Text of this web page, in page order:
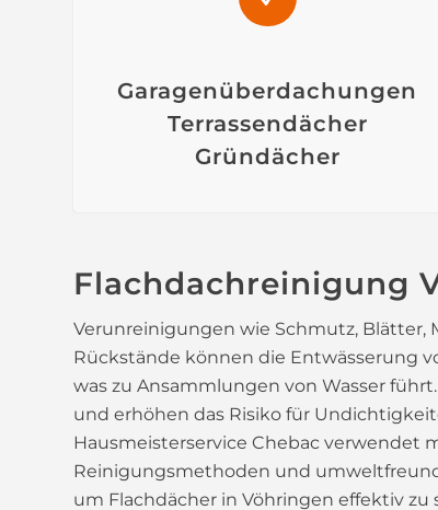
Garagenüberdachungen
Terrassendächer
Gründächer
Flachdachreinigung
Verunreinigungen wie Schmutz, Blätter,
Rückstände können die Entwässerung
was zu Ansammlungen von Wasser
und erhöhen das Risiko für
Hausmeisterservice Chebac verwendet
Reinigungsmethoden und
um Flachdächer in Vöhringen effektiv